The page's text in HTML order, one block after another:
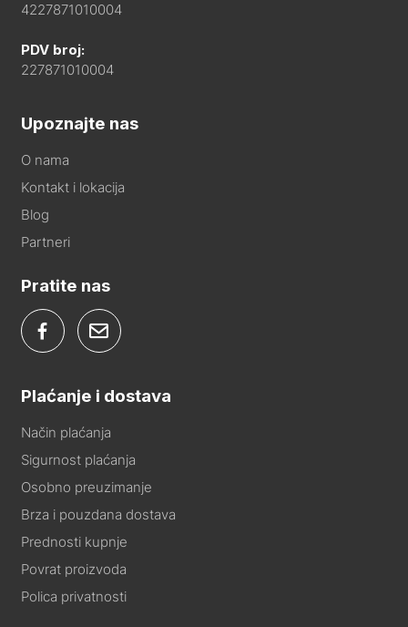
4227871010004
PDV broj:
227871010004
Upoznajte nas
O nama
Kontakt i lokacija
Blog
Partneri
Pratite nas
Plaćanje i dostava
Način plaćanja
Sigurnost plaćanja
Osobno preuzimanje
Brza i pouzdana dostava
Prednosti kupnje
Povrat proizvoda
Polica privatnosti